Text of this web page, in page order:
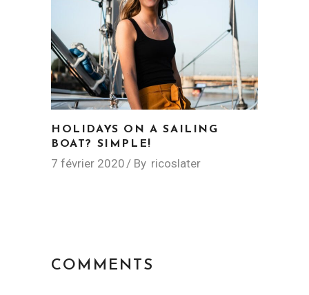
HOLIDAYS ON A SAILING
BOAT? SIMPLE!
7 février 2020 By ricoslater
COMMENTS